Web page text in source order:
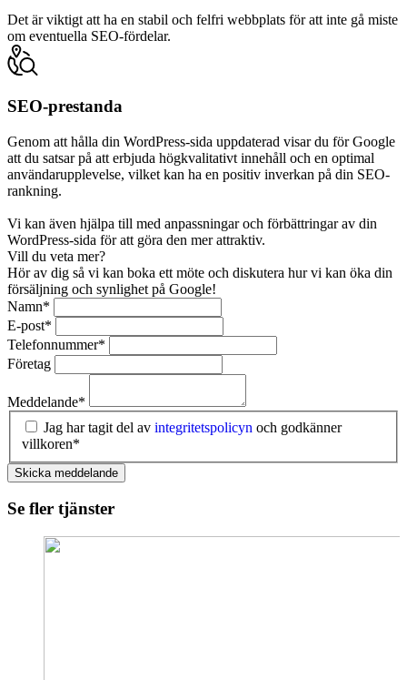
Det är viktigt att ha en stabil och felfri webbplats för att inte gå miste
om eventuella SEO-fördelar.
SEO-prestanda
Genom att hålla din WordPress-sida uppdaterad visar du för Google
att du satsar på att erbjuda högkvalitativt innehåll och en optimal
användarupplevelse, vilket kan ha en positiv inverkan på din SEO-
rankning.
Vi kan även hjälpa till med anpassningar och förbättringar av din
WordPress-sida för att göra den mer attraktiv.
Vill du veta mer?
Hör av dig så vi kan boka ett möte och diskutera hur vi kan öka din
försäljning och synlighet på Google!
Namn*
E-post*
Telefonnummer*
Företag
Meddelande*
Jag har tagit del av integritetspolicyn och godkänner
villkoren*
Skicka meddelande
Se fler tjänster